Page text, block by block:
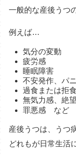
一般的な産後うつ
例えば…
気分の変動
疲労感
睡眠障害
不安発作、パ
過食または拒食
無気力感、絶
罪悪感 など
産後うつは、うつ
どれもが日常生活